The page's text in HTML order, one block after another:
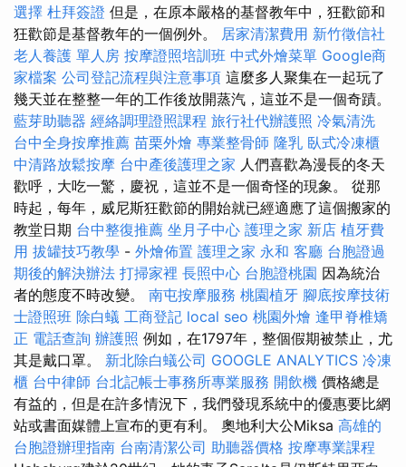
選擇 杜拜簽證 但是，在原本嚴格的基督教年中，狂歡節和
狂歡節是基督教年的一個例外。 居家清潔費用 新竹徵信社
老人養護 單人房 按摩證照培訓班 中式外燴菜單 Google商
家檔案 公司登記流程與注意事項 這麼多人聚集在一起玩了
幾天並在整整一年的工作後放開蒸汽，這並不是一個奇蹟。
藍芽助聽器 經絡調理證照課程 旅行社代辦護照 冷氣清洗
台中全身按摩推薦 苗栗外燴 專業整骨師 隆乳 臥式冷凍櫃
中清路放鬆按摩 台中產後護理之家 人們喜歡為漫長的冬天
歡呼，大吃一驚，慶祝，這並不是一個奇怪的現象。 從那
時起，每年，威尼斯狂歡節的開始就已經適應了這個搬家的
教堂日期 台中整復推薦 坐月子中心 護理之家 新店 植牙費
用 拔罐技巧教學 - 外燴佈置 護理之家 永和 客廳 台胞證過
期後的解決辦法 打掃家裡 長照中心 台胞證桃園 因為統治
者的態度不時改變。 南屯按摩服務 桃園植牙 腳底按摩技術
士證照班 除白蟻 工商登記 local seo 桃園外燴 逢甲脊椎矯
正 電話查詢 辦護照 例如，在1797年，整個假期被禁止，尤
其是戴口罩。 新北除白蟻公司 GOOGLE ANALYTICS 冷凍
櫃 台中律師 台北記帳士事務所專業服務 開飲機 價格總是
有益的，但是在許多情況下，我們發現系統中的優惠要比網
站或書面媒體上宣布的更有利。 奧地利大公Miksa 高雄的
台胞證辦理指南 台南清潔公司 助聽器價格 按摩專業課程